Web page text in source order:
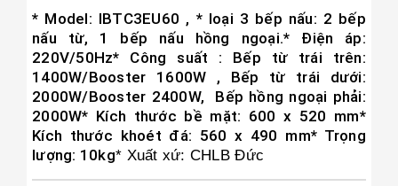
* Model: IBTC3EU60 , * loại 3 bếp nấu: 2 bếp
nấu từ, 1 bếp nấu hồng ngoại.* Điện áp:
220V/50Hz* Công suất : Bếp từ trái trên:
1400W/Booster 1600W , Bếp từ trái dưới:
2000W/Booster 2400W, Bếp hồng ngoại phải:
2000W* Kích thước bề mặt: 600 x 520 mm*
Kích thước khoét đá: 560 x 490 mm* Trọng
lượng: 10kg* Xuất xứ: CHLB Đức